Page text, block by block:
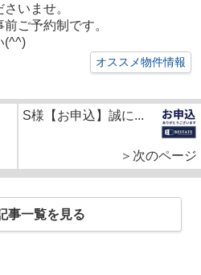
いませ。
ご予約制です。
(^^)
オススメ物件情報
S様【お申込】誠に...
＞次のページ
事一覧を見る